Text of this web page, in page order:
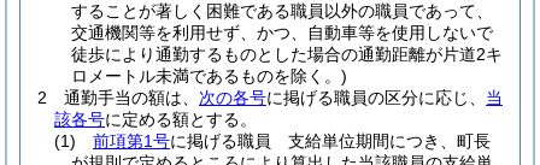
することが著しく困難である職員以外の職員であって、
交通機関等を利用せず、かつ、自動車等を使用しないで
徒歩により通勤するものとした場合の通勤距離が片道2キ
ロメートル未満であるものを除く。)
2
通勤手当の額は、 次の各号に掲げる職員の区分に応じ、 当
該各号に定める額とする。
(1)
前項第1号に掲げる職員 支給単位期間につき、町長